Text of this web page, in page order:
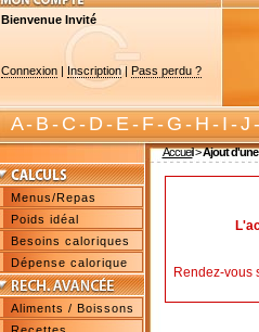
Bienvenue Invité
Connexion| Inscription| Pass perdu ?
A-B-C-D-E-F-G-H-I-J
Accueil>Ajout
Menus/Repas
Poids idéal
Besoins caloriques
Dépense calorique
Aliments / Boissons
Rendez-vous